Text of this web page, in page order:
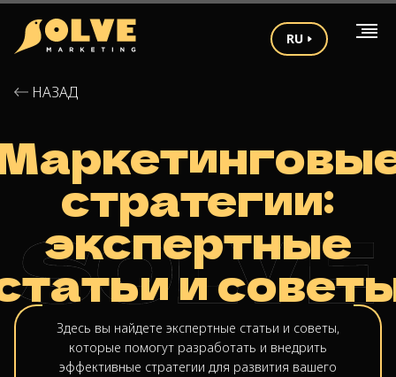
RU
НАЗАД
стратегии:
экспертные
и
Здесь вы найдете экспертные статьи и советы,
которые помогут разработать и внедрить
эффективные стратегии для развития вашего